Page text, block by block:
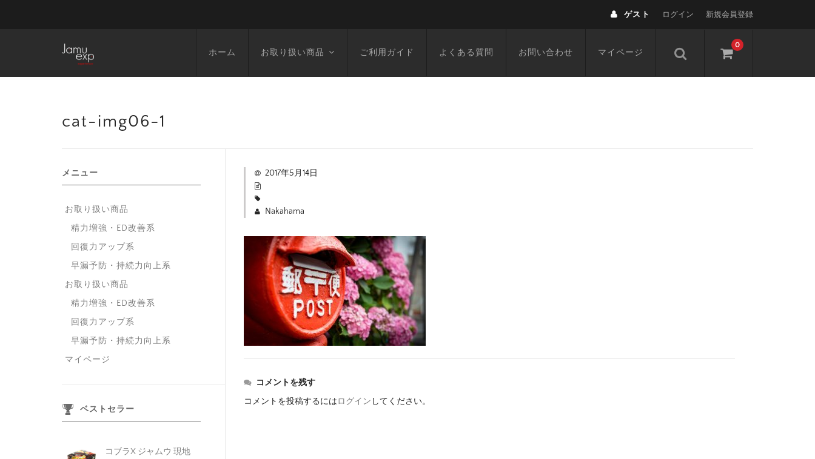
ゲスト ログイン 新規会員登録
0
ホーム お取り扱い商品 ご利用ガイド よくある質問 お問い合わせ マイページ
cat-img06-1
2017年5月14日
Nakahama
コメントを残す
コメントを投稿するにはログイン してください。
メニュー
お取り扱い商品
精力増強・ED改善系
回復力アップ系
早漏予防・持続力向上系
お取り扱い商品
精力増強・ED改善系
回復力アップ系
早漏予防・持続力向上系
マイページ
ベストセラー
コブラX ジャムウ 現地